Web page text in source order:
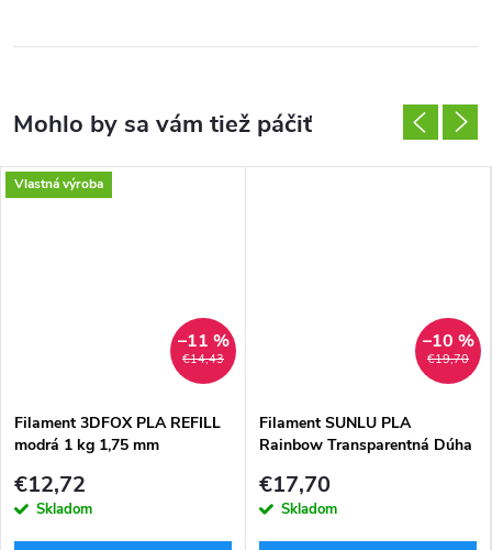
Vlastná výroba
€14,43
–11 %
Filament 3DFOX PLA REFILL
modrá 1 kg 1,75 mm
€12,72
Skladom
€19,70
–10 %
Filament SUNLU PLA
Rainbow Transparentná Dúha
€17,70
Skladom